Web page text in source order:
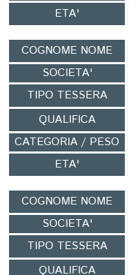
ETA'
COGNOME NOME
SOCIETA'
TIPO TESSERA
QUALIFICA
CATEGORIA / PESO
ETA'
COGNOME NOME
SOCIETA'
TIPO TESSERA
QUALIFICA